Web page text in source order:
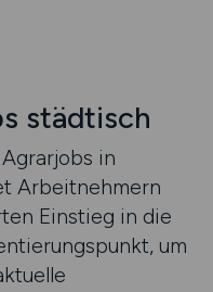
städtisch
in
Arbeitnehmern
Einstieg in die
um